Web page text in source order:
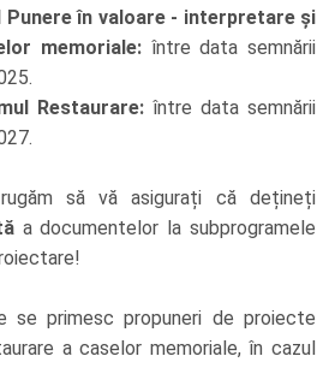
Punere în valoare - interpretare și
memoriale: între data semnării
Restaurare: între data semnării
să vă asigurați că dețineți
a documentelor la subprogramele
se primesc propuneri de proiecte
a caselor memoriale, în cazul